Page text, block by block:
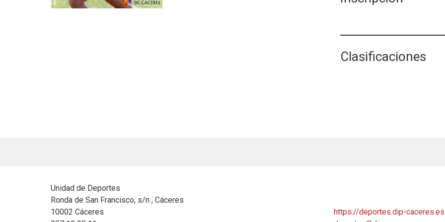
Clasificaciones
Unidad de Deportes
Ronda de San Francisco, s/n , Cáceres
10002 Cáceres
https://deportes.dip-